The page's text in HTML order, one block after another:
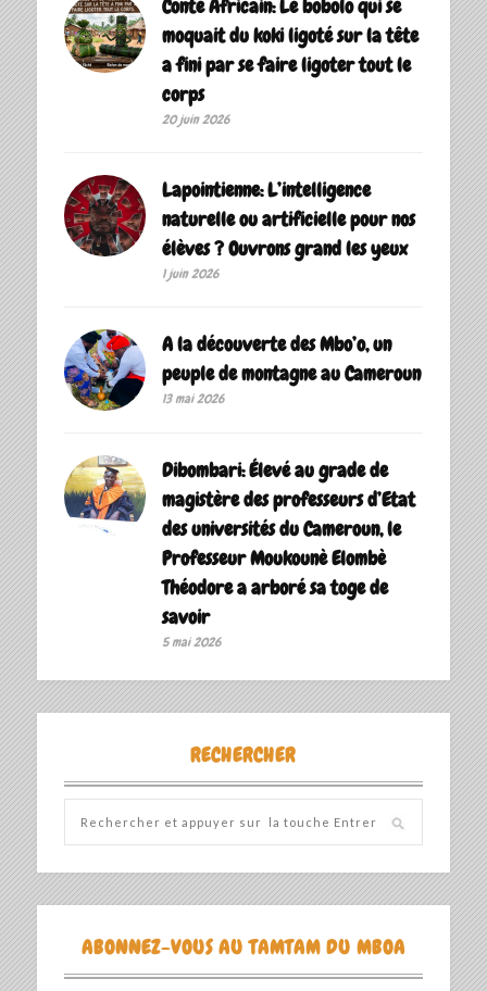
Conte Africain: Le bobolo qui se
moquait du koki ligoté sur la tête
a fini par se faire ligoter tout le
corps
20 juin 2026
Lapointienne: L’intelligence
naturelle ou artificielle pour nos
élèves ? Ouvrons grand les yeux
1 juin 2026
A la découverte des Mbo’o, un
peuple de montagne au Cameroun
13 mai 2026
Dibombari: Élevé au grade de
magistère des professeurs d’Etat
des universités du Cameroun, le
Professeur Moukounè Elombè
Théodore a arboré sa toge de
savoir ‎
5 mai 2026
RECHERCHER
ABONNEZ-VOUS AU TAMTAM DU MBOA